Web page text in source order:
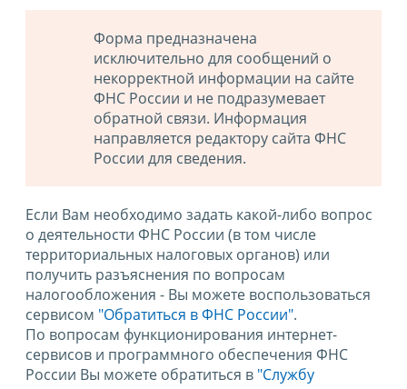
Форма предназначена
исключительно для сообщений о
некорректной информации на сайте
ФНС России и не подразумевает
обратной связи. Информация
направляется редактору сайта ФНС
России для сведения.
Если Вам необходимо задать какой-либо вопрос
о деятельности ФНС России (в том числе
территориальных налоговых органов) или
получить разъяснения по вопросам
налогообложения - Вы можете воспользоваться
сервисом "Обратиться в ФНС России".
По вопросам функционирования интернет-
сервисов и программного обеспечения ФНС
России Вы можете обратиться в "Службу